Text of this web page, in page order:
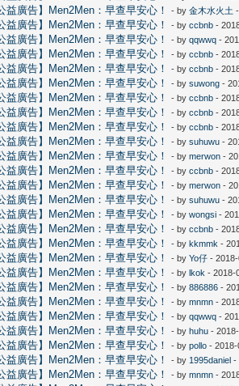
益廣告】Men2Men：早查早安心！ - by金木水火土
益廣告】Men2Men：早查早安心！ - byccbnb -
益廣告】Men2Men：早查早安心！ - byqqwwq -
益廣告】Men2Men：早查早安心！ - byccbnb -
益廣告】Men2Men：早查早安心！ - byccbnb -
益廣告】Men2Men：早查早安心！ - bysuwong -
益廣告】Men2Men：早查早安心！ - byccbnb -
益廣告】Men2Men：早查早安心！ - byccbnb -
益廣告】Men2Men：早查早安心！ - byccbnb -
益廣告】Men2Men：早查早安心！ - bysuhuwu -
益廣告】Men2Men：早查早安心！ - bymerwon -
益廣告】Men2Men：早查早安心！ - byccbnb -
益廣告】Men2Men：早查早安心！ - bymerwon -
益廣告】Men2Men：早查早安心！ - bysuhuwu -
益廣告】Men2Men：早查早安心！ - bywongsi -
益廣告】Men2Men：早查早安心！ - byccbnb -
益廣告】Men2Men：早查早安心！ - bykkmmk -
益廣告】Men2Men：早查早安心！ - byYo仔 -
益廣告】Men2Men：早查早安心！ - bylkok - 2018-
益廣告】Men2Men：早查早安心！ - by886886 -
益廣告】Men2Men：早查早安心！ - bymnmn -
益廣告】Men2Men：早查早安心！ - byqqwwq -
益廣告】Men2Men：早查早安心！ - byhuhu -
益廣告】Men2Men：早查早安心！ - bypollo - 2018-
益廣告】Men2Men：早查早安心！ - by 1995daniel -
益廣告】Men2Men：早查早安心！ - bymnmn -